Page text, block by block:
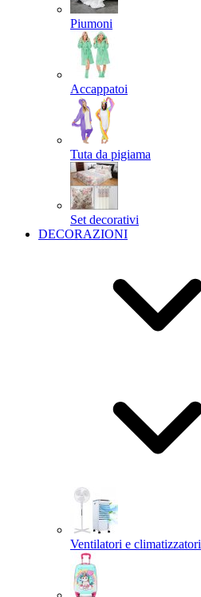
Piumoni
Accappatoi
Tuta da pigiama
Set decorativi
DECORAZIONI
Ventilatori e climatizzatori